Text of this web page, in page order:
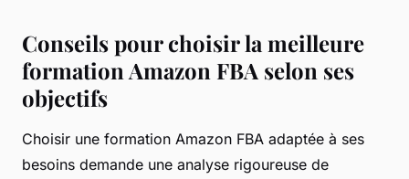
Conseils pour choisir la meilleure
formation Amazon FBA selon ses
objectifs
Choisir une formation Amazon FBA adaptée à ses
besoins demande une analyse rigoureuse de